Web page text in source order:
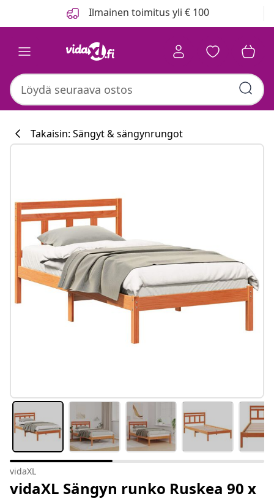
Ilmainen toimitus yli € 100
#sharemevidaxl
Takaisin: Sängyt & sängynrungot
vidaXL
vidaXL Sängyn runko Ruskea 90 x